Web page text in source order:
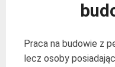
Praca na budowie z
lecz osoby